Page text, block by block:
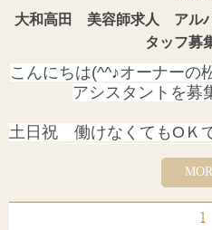
大和高田 美容師求人 ア
タッフ募
こんにちは(^^♪オーナー
アシスタントを募
土日祝 働けなくてもOＫ
美容師を勉強しながら
1